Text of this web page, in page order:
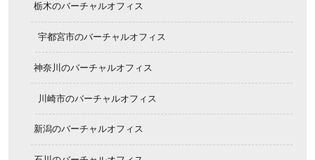
栃木のバーチャルオフィス
宇都宮市のバーチャルオフィス
神奈川のバーチャルオフィス
川崎市のバーチャルオフィス
新潟のバーチャルオフィス